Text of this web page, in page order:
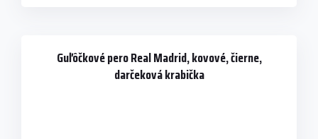
Guľôčkové pero Real Madrid, kovové, čierne,
darčeková krabička